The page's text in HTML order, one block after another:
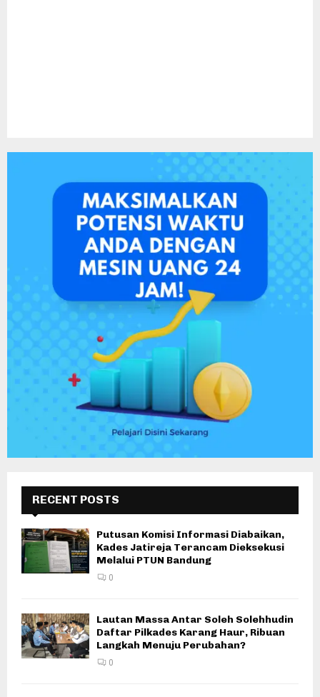
RECENT POSTS
Putusan Komisi Informasi Diabaikan,
Kades Jatireja Terancam Dieksekusi
Melalui PTUN Bandung
0
Lautan Massa Antar Soleh Solehhudin
Daftar Pilkades Karang Haur, Ribuan
Langkah Menuju Perubahan?
0